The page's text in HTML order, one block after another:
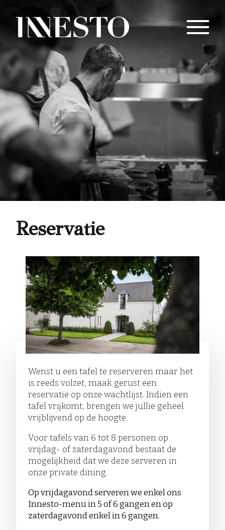
Reservatie
Wenst u een tafel te reserveren maar het
is reeds volzet, maak gerust een
reservatie op onze wachtlijst. Indien een
tafel vrijkomt, brengen we jullie geheel
vrijblijvend op de hoogte.
Voor tafels van 6 tot 8 personen op
vrijdag- of zaterdagavond bestaat de
mogelijkheid dat we deze serveren in
onze private dining.
Op vrijdagavond serveren we enkel ons
Innesto-menu in 5 of 6 gangen en op
zaterdagavond enkel in 6 gangen.